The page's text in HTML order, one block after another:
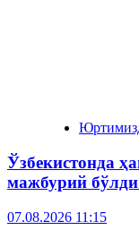
Ўзбекистонда
мажбурий
07.08.2026 11:15